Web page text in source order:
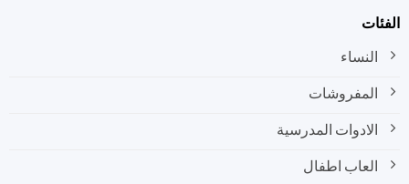
النساء
المفروشات
الادوات المدرسية
العاب اطفال